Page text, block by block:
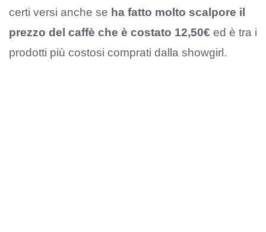
certi versi anche se ha fatto molto scalpore il
prezzo del caffè che è costato 12,50€ ed è tra i
prodotti più costosi comprati dalla showgirl.